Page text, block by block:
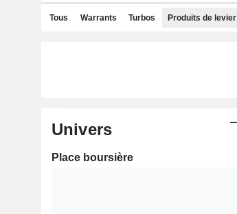
Tous Warrants Turbos Produits de levier
Univers
Place boursière